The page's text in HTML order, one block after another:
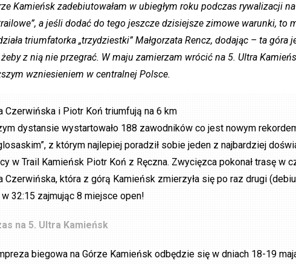
Kamieńsk zadebiutowałam w ubiegłym roku podczas rywalizacji
a jeśli dodać do tego jeszcze dzisiejsze zimowe warunki, to
triumfatorka „trzydziestki” Małgorzata Rencz, dodając – ta
z nią nie przegrać. W maju zamierzam wrócić na 5. Ultra
wzniesieniem w centralnej Polsce.
Czerwińska i Piotr Koń triumfują na 6 km
dystansie wystartowało 188 zawodników co jest nowym
z którym najlepiej poradził sobie jeden z najbardziej
w Trail Kamieńsk Piotr Koń z Ręczna. Zwycięzca pokonał trasę w
Czerwińska, która z górą Kamieńsk zmierzyła się po raz drugi
w 32:15 zajmując 8 miejsce open!
na 5. Ultra Kamieńsk
biegowa na Górze Kamieńsk odbędzie się w dniach 18-19